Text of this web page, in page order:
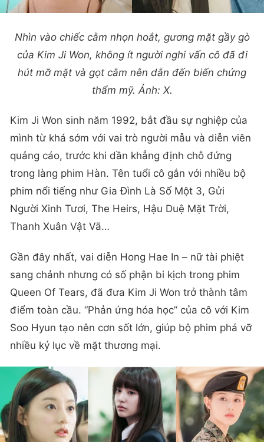
Nhìn vào chiếc cằm nhọn hoắt, gương mặt gầy gò
của Kim Ji Won, không ít người nghi vấn cô đã đi
hút mỡ mặt và gọt cằm nên dẫn đến biến chứng
thẩm mỹ. Ảnh: X.
Kim Ji Won sinh năm 1992, bắt đầu sự nghiệp của
mình từ khá sớm với vai trò người mẫu và diễn viên
quảng cáo, trước khi dần khẳng định chỗ đứng
trong làng phim Hàn. Tên tuổi cô gắn với nhiều bộ
phim nổi tiếng như Gia Đình Là Số Một 3, Gửi
Người Xinh Tươi, The Heirs, Hậu Duệ Mặt Trời,
Thanh Xuân Vật Vã…
Gần đây nhất, vai diễn Hong Hae In – nữ tài phiệt
sang chảnh nhưng có số phận bi kịch trong phim
Queen Of Tears, đã đưa Kim Ji Won trở thành tâm
điểm toàn cầu. “Phản ứng hóa học” của cô với Kim
Soo Hyun tạo nên cơn sốt lớn, giúp bộ phim phá vỡ
nhiều kỷ lục về mặt thương mại.